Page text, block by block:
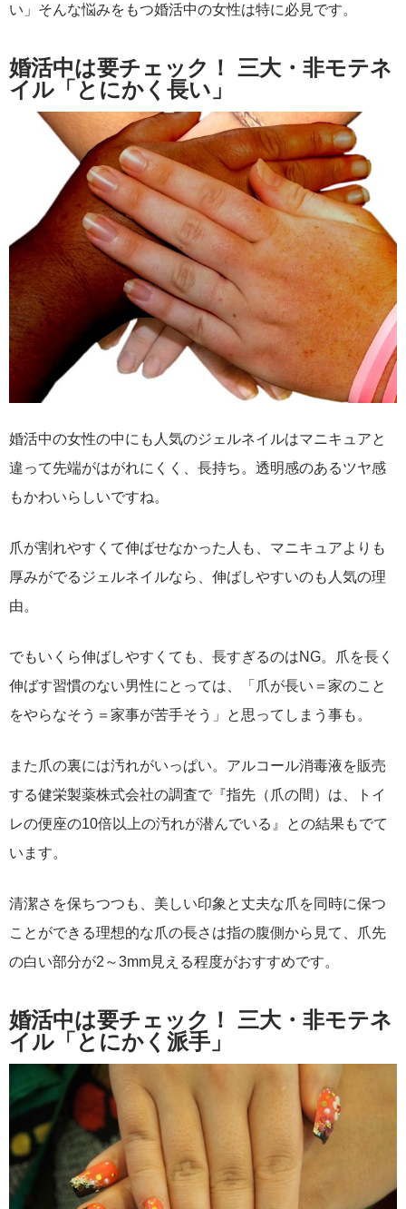
い」そんな悩みをもつ婚活中の女性は特に必見です。
婚活中は要チェック！ 三大・非モテネ
イル「とにかく長い」
婚活中の女性の中にも人気のジェルネイルはマニキュアと
違って先端がはがれにくく、長持ち。透明感のあるツヤ感
もかわいらしいですね。
爪が割れやすくて伸ばせなかった人も、マニキュアよりも
厚みがでるジェルネイルなら、伸ばしやすいのも人気の理
由。
でもいくら伸ばしやすくても、長すぎるのはNG。爪を長く
伸ばす習慣のない男性にとっては、「爪が長い＝家のこと
をやらなそう＝家事が苦手そう」と思ってしまう事も。
また爪の裏には汚れがいっぱい。アルコール消毒液を販売
する健栄製薬株式会社の調査で『指先（爪の間）は、トイ
レの便座の10倍以上の汚れが潜んでいる』との結果もでて
います。
清潔さを保ちつつも、美しい印象と丈夫な爪を同時に保つ
ことができる理想的な爪の長さは指の腹側から見て、爪先
の白い部分が2～3mm見える程度がおすすめです。
婚活中は要チェック！ 三大・非モテネ
イル「とにかく派手」